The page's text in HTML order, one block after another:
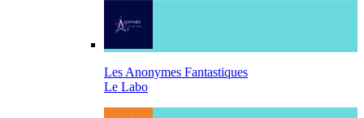
Les Anonymes Fantastiques
Le Labo